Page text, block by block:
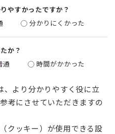
やすかったですか？
分かりにくかった
か？
通 時間がかかった
、より分かりやすく役に立
考にさせていただきますの
クッキー）が使用できる設